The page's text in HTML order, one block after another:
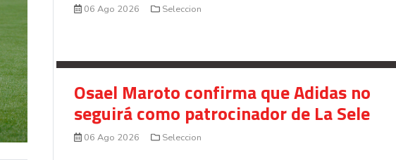
06 Ago 2026 Seleccion
Osael Maroto confirma que Adidas no
seguirá como patrocinador de La Sele
06 Ago 2026 Seleccion